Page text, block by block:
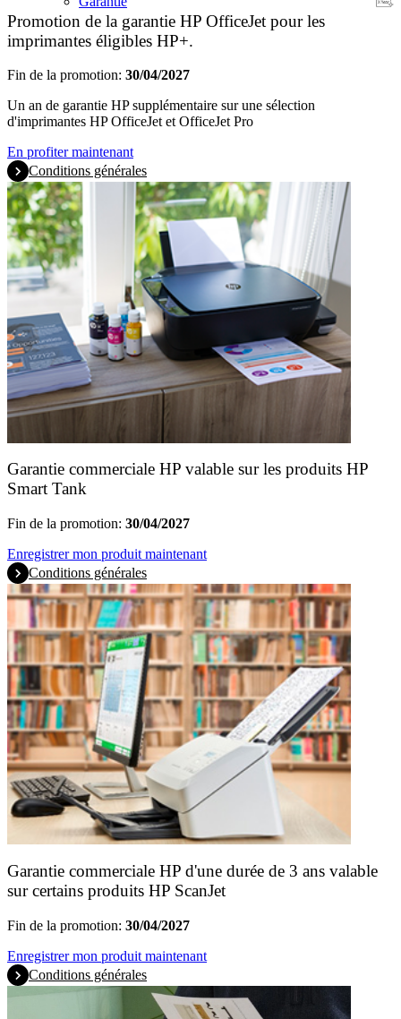
Promotion de la garantie HP OfficeJet pour les
imprimantes éligibles HP+.
Fin de la promotion: 30/04/2027
Un an de garantie HP supplémentaire sur une sélection
d'imprimantes HP OfficeJet et OfficeJet Pro
En profiter maintenant
Conditions générales
Garantie commerciale HP valable sur les produits HP
Smart Tank
Fin de la promotion: 30/04/2027
Enregistrer mon produit maintenant
Conditions générales
Garantie commerciale HP d'une durée de 3 ans valable
sur certains produits HP ScanJet
Fin de la promotion: 30/04/2027
Enregistrer mon produit maintenant
Conditions générales